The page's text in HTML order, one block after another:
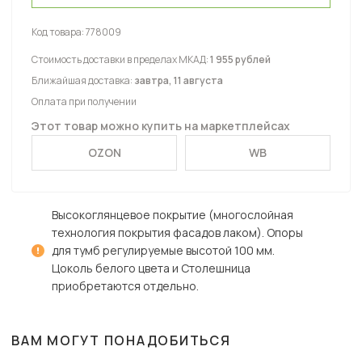
Код товара:778009
Стоимость доставки в пределах МКАД:1 955 рублей
Ближайшая доставка: завтра, 11 августа
Оплата при получении
Этот товар можно купить на маркетплейсах
OZON
WB
Высокоглянцевое покрытие (многослойная
технология покрытия фасадов лаком). Опоры
для тумб регулируемые высотой 100 мм.
Цоколь белого цвета и Столешница
приобретаются отдельно.
ВАМ МОГУТ ПОНАДОБИТЬСЯ